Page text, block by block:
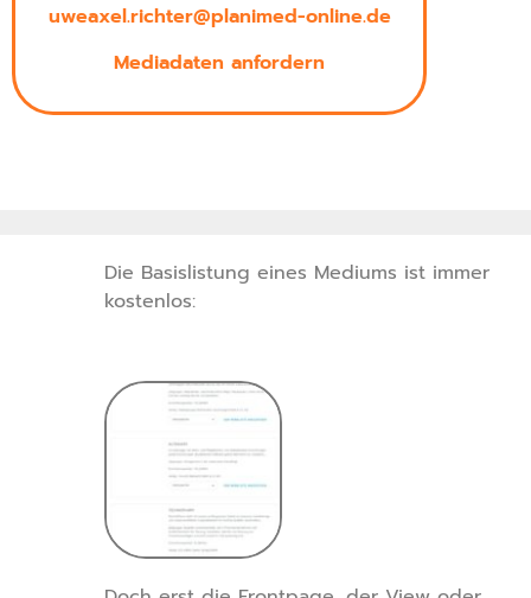
uweaxel.richter@planimed-online.de
Mediadaten anfordern
Die Basislistung eines Mediums ist immer
kostenlos: